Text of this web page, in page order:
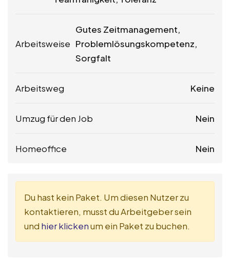
Arbeitsweise
Gutes Zeitmanagement,
Problemlösungskompetenz,
Sorgfalt
Arbeitsweg Keine
Umzug für den Job Nein
Homeoffice Nein
Du hast kein Paket. Um diesen Nutzer zu
kontaktieren, musst du Arbeitgeber sein
und hier klickenum ein Paket zu buchen.